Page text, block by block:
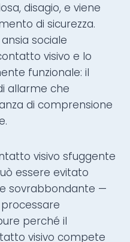
disagio, e viene
di sicurezza.
sociale
visivo e lo
funzionale: il
allarme che
di comprensione
visivo sfuggente
essere evitato
sovrabbondante —
perché il
visivo compete